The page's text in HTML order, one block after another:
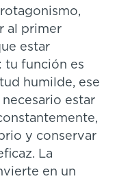
al primer
estar
tu función es
humilde, ese
estar
y conservar
La
en un